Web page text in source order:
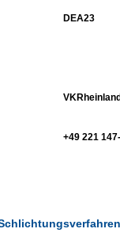
DEA23
+49 221